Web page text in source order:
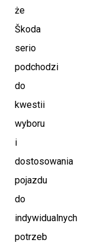
że
Škoda
serio
podchodzi
do
kwestii
wyboru
i
dostosowania
pojazdu
do
indywidualnych
potrzeb